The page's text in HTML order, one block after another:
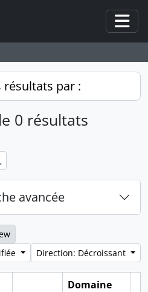
par :
0 résultats
avancée
Direction: Décroissant
Domaine